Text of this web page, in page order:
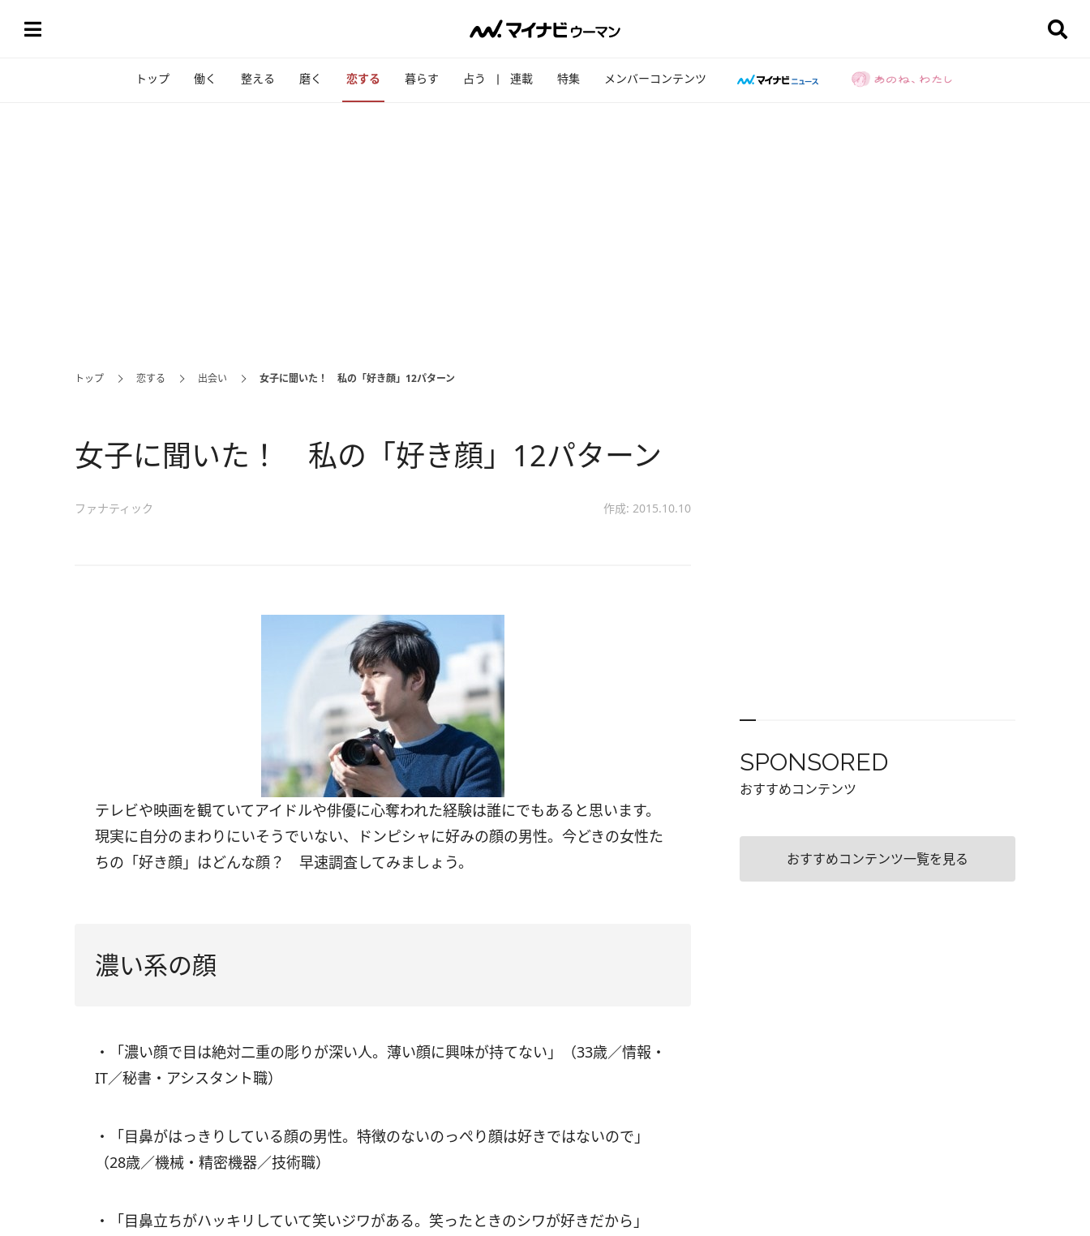
トップ 働く 整える 磨く 恋する 暮らす 占う 連載 特集 メンバーコンテンツ
トップ 恋する 出会い 女子に聞いた！ 私の「好き顔」12パターン
女子に聞いた！ 私の「好き顔」12パターン
ファナティック 作成: 2015.10.10
テレビや映画を観ていてアイドルや俳優に心奪われた経験は誰にでもあると思います。
現実に自分のまわりにいそうでいない、ドンピシャに好みの顔の男性。今どきの女性た
ちの「好き顔」はどんな顔？ 早速調査してみましょう。
濃い系の顔
・「濃い顔で目は絶対二重の彫りが深い人。薄い顔に興味が持てない」（33歳／情報・
IT／秘書・アシスタント職）
・「目鼻がはっきりしている顔の男性。特徴のないのっぺり顔は好きではないので」
（28歳／機械・精密機器／技術職）
・「目鼻立ちがハッキリしていて笑いジワがある。笑ったときのシワが好きだから」
SPONSORED
おすすめコンテンツ
おすすめコンテンツ一覧を見る